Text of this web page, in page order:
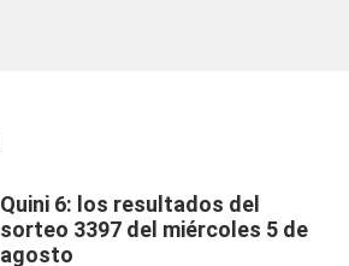
Quini 6: los resultados del
sorteo 3397 del miércoles 5 de
agosto